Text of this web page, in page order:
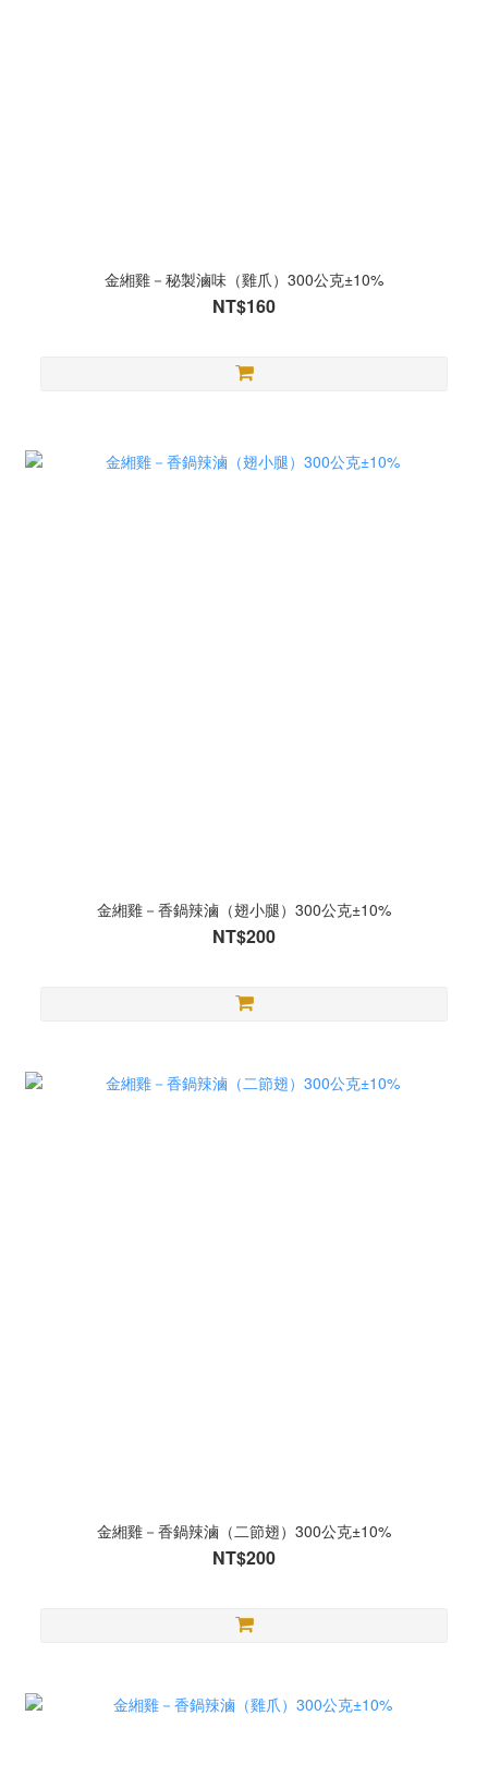
金緗雞－秘製滷味（雞爪）300公克±10%
NT$160
金緗雞－香鍋辣滷（翅小腿）300公克±10%
NT$200
金緗雞－香鍋辣滷（二節翅）300公克±10%
NT$200